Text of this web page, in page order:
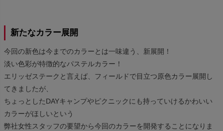
新たなカラー展開
今回の新色は今までのカラーとは一味違う、新展開！
淡い色彩が特徴的なパステルカラー！
エリッゼステークと言えば、フィールドで目立つ原色カラー展開し
てきましたが、
ちょっとしたDAYキャンプやピクニックにも持っていけるかわいい
カラーがほしいという
弊社女性スタッフの要望から今回のカラーを開発することになりま